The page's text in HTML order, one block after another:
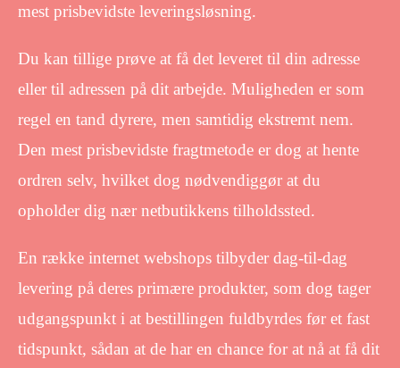
mest prisbevidste leveringsløsning.
Du kan tillige prøve at få det leveret til din adresse
eller til adressen på dit arbejde. Muligheden er som
regel en tand dyrere, men samtidig ekstremt nem.
Den mest prisbevidste fragtmetode er dog at hente
ordren selv, hvilket dog nødvendiggør at du
opholder dig nær netbutikkens tilholdssted.
En række internet webshops tilbyder dag-til-dag
levering på deres primære produkter, som dog tager
udgangspunkt i at bestillingen fuldbyrdes før et fast
tidspunkt, sådan at de har en chance for at nå at få dit